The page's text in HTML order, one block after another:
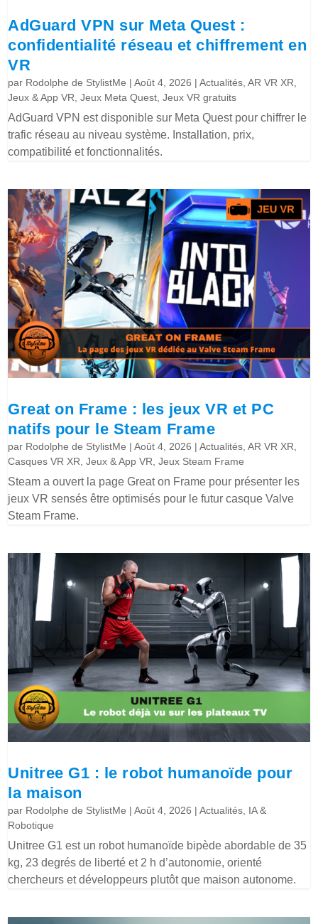
AdGuard VPN sur Meta Quest :
confidentialité réseau et chiffrement en
VR
par Rodolphe de StylistMe |Août 4, 2026 |Actualités,AR VR XR,
Jeux & App VR,Jeux Meta Quest,Jeux VR gratuits
AdGuard VPN est disponible sur Meta Quest pour chiffrer le
trafic réseau au niveau système. Installation, prix,
compatibilité et fonctionnalités.
Great on Frame : les jeux VR et PC
natifs pour le Steam Frame
par Rodolphe de StylistMe |Août 4, 2026 |Actualités,AR VR XR,
Casques VR XR,Jeux & App VR,Jeux Steam Frame
Steam a ouvert la page Great on Frame pour présenter les
jeux VR sensés être optimisés pour le futur casque Valve
Steam Frame.
Unitree G1 : le robot humanoïde pour
la maison
par Rodolphe de StylistMe |Août 4, 2026 |Actualités, IA &
Robotique
Unitree G1 est un robot humanoïde bipède abordable de 35
kg, 23 degrés de liberté et 2 h d’autonomie, orienté
chercheurs et développeurs plutôt que maison autonome.